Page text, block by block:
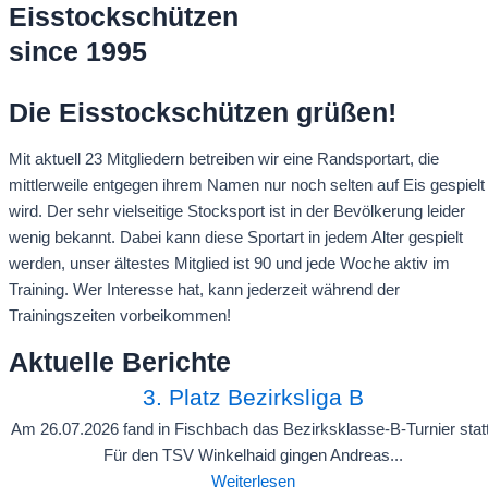
Eisstockschützen
since 1995
Die Eisstockschützen grüßen!
Mit aktuell 23 Mitgliedern betreiben wir eine Randsportart, die
mittlerweile entgegen ihrem Namen nur noch selten auf Eis gespielt
wird. Der sehr vielseitige Stocksport ist in der Bevölkerung leider
wenig bekannt. Dabei kann diese Sportart in jedem Alter gespielt
werden, unser ältestes Mitglied ist 90 und jede Woche aktiv im
Training. Wer Interesse hat, kann jederzeit während der
Trainingszeiten vorbeikommen!
Aktuelle Berichte
3. Platz Bezirksliga B
Am 26.07.2026 fand in Fischbach das Bezirksklasse-B-Turnier
Für den TSV Winkelhaid gingen Andreas...
Weiterlesen